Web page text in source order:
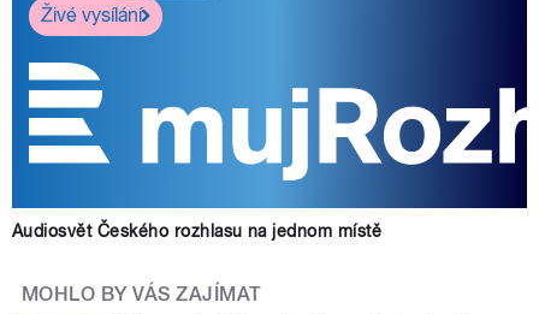
Živé vysílání
Audiosvět Českého rozhlasu na jednom místě
MOHLO BY VÁS ZAJÍMAT